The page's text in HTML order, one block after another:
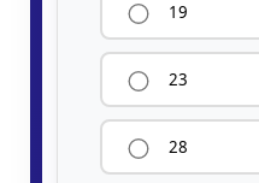
19
23
28